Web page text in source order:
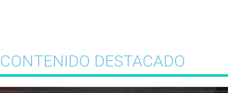
CONTENIDO DESTACADO